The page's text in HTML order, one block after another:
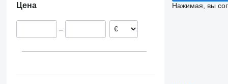
Румыния
Нидерланды
Цена
–
Нажимая, вы